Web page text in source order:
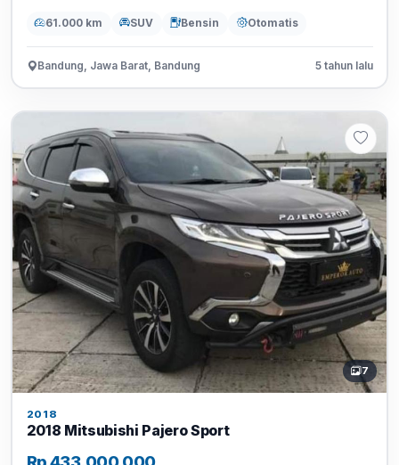
61.000 km SUV Bensin Otomatis
Bandung, Jawa Barat, Bandung 5 tahun lalu
7
2018
2018 Mitsubishi Pajero Sport